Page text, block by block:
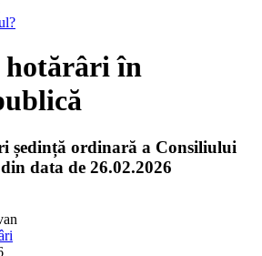
hotărâri în
ședință ordinară a Consiliului
data de 26.02.2026